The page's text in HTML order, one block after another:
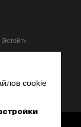
оферты
Cookiescookie